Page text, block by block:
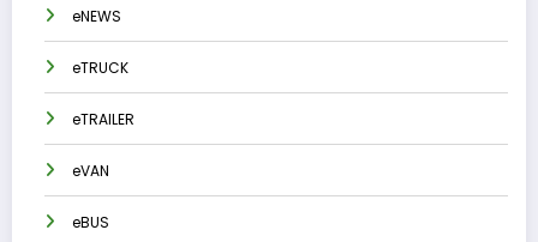
eNEWS
eTRUCK
eTRAILER
eVAN
eBUS